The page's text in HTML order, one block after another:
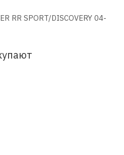
RR SPORT/DISCOVERY 04-